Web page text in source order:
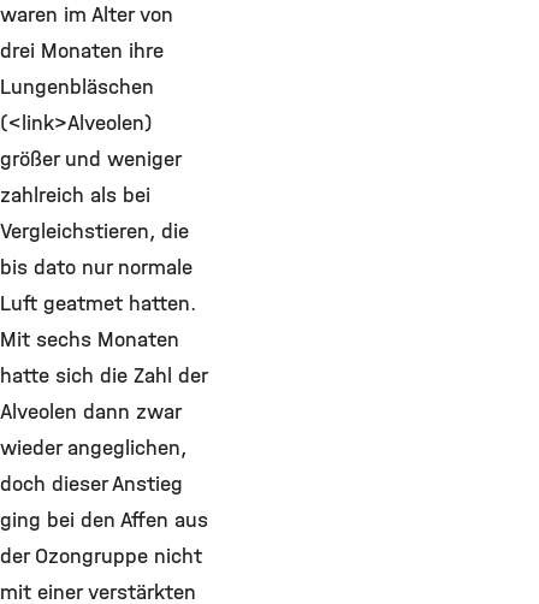
waren im Alter von
drei Monaten ihre
Lungenbläschen
(<link>Alveolen)
größer und weniger
zahlreich als bei
Vergleichstieren, die
bis dato nur normale
Luft geatmet hatten.
Mit sechs Monaten
hatte sich die Zahl der
Alveolen dann zwar
wieder angeglichen,
doch dieser Anstieg
ging bei den Affen aus
der Ozongruppe nicht
mit einer verstärkten